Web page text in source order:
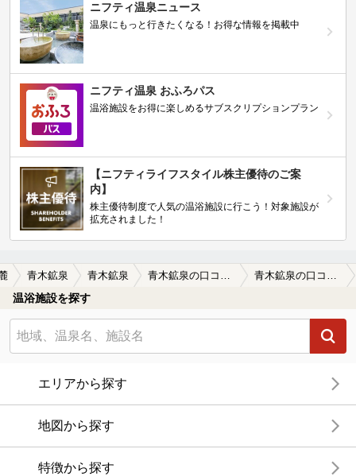
ニフティ温泉ニュース
温泉にもっと行きたくなる！お得な情報を掲載中
ニフティ温泉 おふろパス
温浴施設をお得に楽しめるサブスクリプションプラン
【ニフティライフスタイル株主優待のご案
内】
株主優待制度で人気の温浴施設に行こう！対象施設が
拡充されました！
青木鉱泉 青木鉱泉 青木鉱泉の口コミ一覧 青木鉱泉の口コミ 山奥の情緒ある鉱泉宿
温浴施設を探す
エリアから探す
地図から探す
特徴から探す